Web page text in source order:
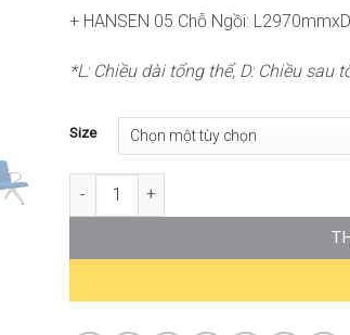
+ HANSEN 05 Chỗ Ngồi:
*L: Chiều dài tổng thể, D: Chiều sau
Size
Ghế Băng Chờ HANSEN RPB-GBC010 số